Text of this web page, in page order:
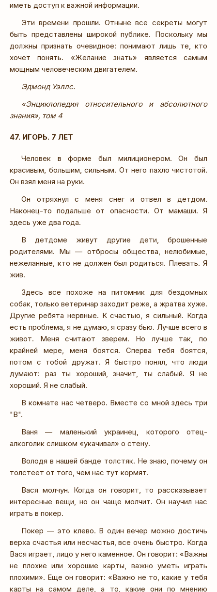
иметь доступ к важной информации.
Эти времени прошли. Отныне все секреты могут
быть представлены широкой публике. Поскольку мы
должны признать очевидное: понимают лишь те, кто
хочет понять. «Желание знать» является самым
мощным человеческим двигателем.
Эдмонд Уэллс.
«Энциклопедия относительного и абсолютного
знания», том 4
47. ИГОРЬ. 7 ЛЕТ
Человек в форме был милиционером. Он был
красивым, большим, сильным. От него пахло чистотой.
Он взял меня на руки.
Он отряхнул с меня снег и отвел в детдом.
Наконец-то подальше от опасности. От мамаши. Я
здесь уже два года.
В детдоме живут другие дети, брошенные
родителями. Мы — отбросы общества, нелюбимые,
нежеланные, кто не должен был родиться. Плевать. Я
жив.
Здесь все похоже на питомник для бездомных
собак, только ветеринар заходит реже, а жратва хуже.
Другие ребята нервные. К счастью, я сильный. Когда
есть проблема, я не думаю, я сразу бью. Лучше всего в
живот. Меня считают зверем. Но лучше так, по
крайней мере, меня боятся. Сперва тебя боятся,
потом с тобой дружат. Я быстро понял, что люди
думают: раз ты хороший, значит, ты слабый. Я не
хороший. Я не слабый.
В комнате нас четверо. Вместе со мной здесь три
"В".
Ваня — маленький украинец, которого отец-
алкоголик слишком «укачивал» о стену.
Володя в нашей банде толстяк. Не знаю, почему он
толстеет от того, чем нас тут кормят.
Вася молчун. Когда он говорит, то рассказывает
интересные вещи, но он чаще молчит. Он научил нас
играть в покер.
Покер — это клево. В один вечер можно достичь
верха счастья или несчастья, все очень быстро. Когда
Вася играет, лицо у него каменное. Он говорит: «Важны
не плохие или хорошие карты, важно уметь играть
плохими». Еще он говорит: «Важно не то, какие у тебя
карты на самом деле, а то, какие они по мнению